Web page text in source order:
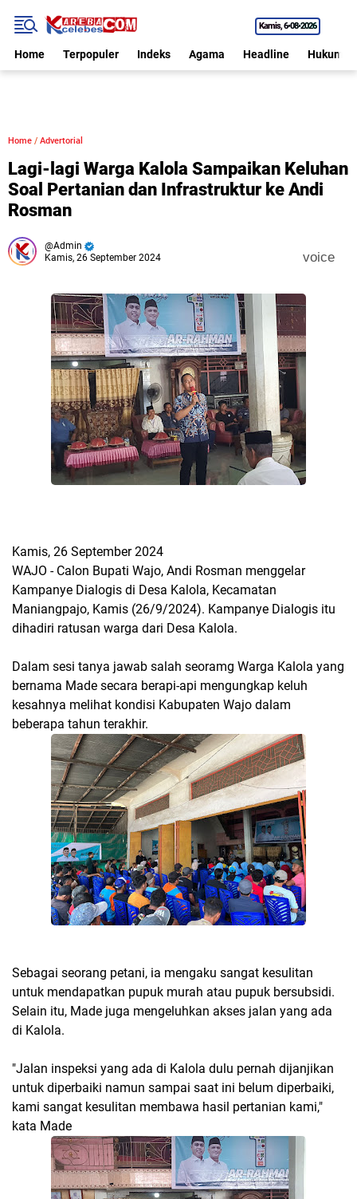
Kamis 6•08•2026
Home Terpopuler Indeks Agama Headline Hukum
Home / Advertorial
Lagi-lagi Warga Kalola Sampaikan Keluhan
Soal Pertanian dan Infrastruktur ke Andi
Rosman
Admin
Kamis, 26 September 2024
voice
Kamis, 26 September 2024
WAJO - Calon Bupati Wajo, Andi Rosman menggelar
Kampanye Dialogis di Desa Kalola, Kecamatan
Maniangpajo, Kamis (26/9/2024). Kampanye Dialogis itu
dihadiri ratusan warga dari Desa Kalola.
Dalam sesi tanya jawab salah seoramg Warga Kalola yang
bernama Made secara berapi-api mengungkap keluh
kesahnya melihat kondisi Kabupaten Wajo dalam
beberapa tahun terakhir.
Sebagai seorang petani, ia mengaku sangat kesulitan
untuk mendapatkan pupuk murah atau pupuk bersubsidi.
Selain itu, Made juga mengeluhkan akses jalan yang ada
di Kalola.
"Jalan inspeksi yang ada di Kalola dulu pernah dijanjikan
untuk diperbaiki namun sampai saat ini belum diperbaiki,
kami sangat kesulitan membawa hasil pertanian kami,"
kata Made